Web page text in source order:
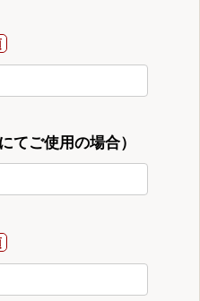
てご使用の場合）